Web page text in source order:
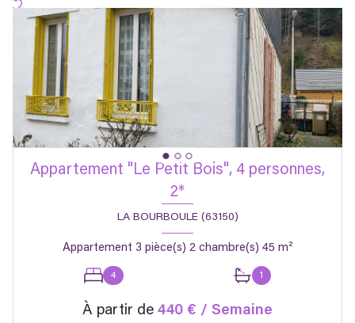
Appartement "Le Petit Bois", 4 personnes,
2*
LA BOURBOULE (63150)
Appartement 3 pièce(s) 2 chambre(s) 45 m²
4 1
À partir de 440 € / Semaine